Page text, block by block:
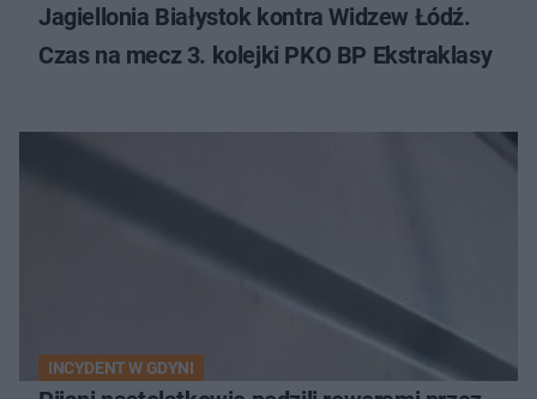
Jagiellonia Białystok kontra Widzew Łódź.
Czas na mecz 3. kolejki PKO BP Ekstraklasy
INCYDENT W GDYNI